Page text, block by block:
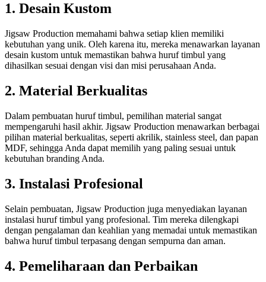
1. Desain Kustom
Jigsaw Production memahami bahwa setiap klien memiliki
kebutuhan yang unik. Oleh karena itu, mereka menawarkan layanan
desain kustom untuk memastikan bahwa huruf timbul yang
dihasilkan sesuai dengan visi dan misi perusahaan Anda.
2. Material Berkualitas
Dalam pembuatan huruf timbul, pemilihan material sangat
mempengaruhi hasil akhir. Jigsaw Production menawarkan berbagai
pilihan material berkualitas, seperti akrilik, stainless steel, dan papan
MDF, sehingga Anda dapat memilih yang paling sesuai untuk
kebutuhan branding Anda.
3. Instalasi Profesional
Selain pembuatan, Jigsaw Production juga menyediakan layanan
instalasi huruf timbul yang profesional. Tim mereka dilengkapi
dengan pengalaman dan keahlian yang memadai untuk memastikan
bahwa huruf timbul terpasang dengan sempurna dan aman.
4. Pemeliharaan dan Perbaikan